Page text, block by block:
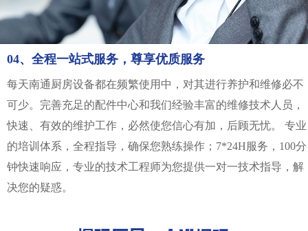
04、全程一站式服务，尊享优质服务
每天南通厨房设备都在频繁使用中，对其进行养护和维修必不
可少。完善充足的配件中心和我们经验丰富的维修技术人员，
快速、有效的维护工作，必然使您信心有加，后顾无忧。 专业
的培训体系，全程指导，确保您熟练操作；7*24H服务，100分
钟快速响应，专业的技术工程师为您提供一对一技术指导，解
决您的疑惑。